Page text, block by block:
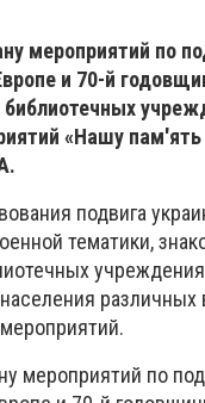
мероприятий по
и 70-й
библиотечных
«Нашу
подвига
тематики,
различных
мероприятий по